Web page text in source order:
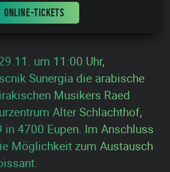
ONLINE-TICKETS
um 11:00 Uhr,
Sunergia die arabische
Musikers Raed
Alter Schlachthof,
in 4700 Eupen. Im Anschluss
Möglichkeit zum Austausch